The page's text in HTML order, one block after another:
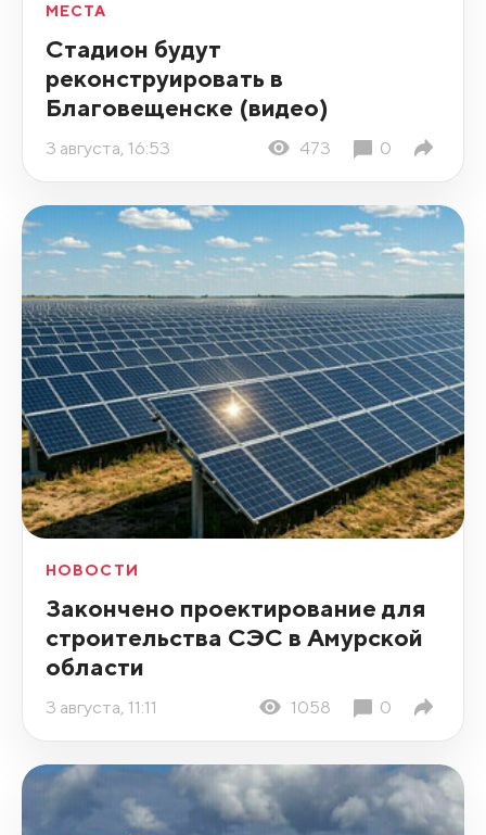
МЕСТА
Стадион будут
реконструировать в
Благовещенске (видео)
3 августа, 16:53 473 0
НОВОСТИ
Закончено проектирование для
строительства СЭС в Амурской
области
3 августа, 11:11 1058 0